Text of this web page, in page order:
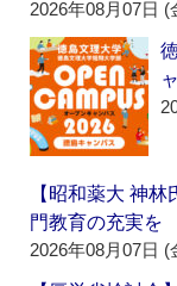
2026年08月07日 (
【昭和薬大 神
門教育の充実を
2026年08月07日 (